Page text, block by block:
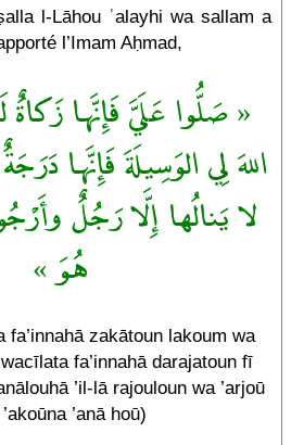
l-Lāhou ʿalayhi wa sallam a
l’Imam Aḥmad,
« صَلُّوا عَلَيَّ فَإِنَّها
اللهَ لِي الوَسِيلَةَ فَإِنَّها
لا يَنالُها إِلَّا رَجُلٌ
هُوَ »
fa’innahā zakātoun lakoum wa
fa’innahā darajatoun fī
’il-lā rajouloun wa ’arjoū
’akoūna ’anā hoū)